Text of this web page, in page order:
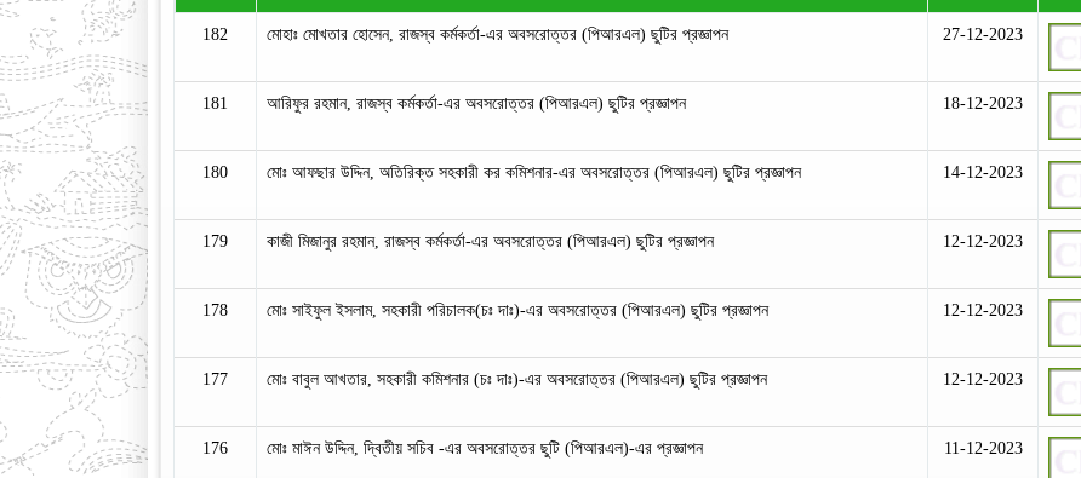
182 মোহাঃ মোখতার হোসেন, রাজস্ব কর্মকর্তা-এর অবসরোত্তর (পিআরএল) ছুটির প্রজ্ঞাপন 27-12-2023
181 আরিফুর রহমান, রাজস্ব কর্মকর্তা-এর অবসরোত্তর (পিআরএল) ছুটির প্রজ্ঞাপন 18-12-2023
180 মোঃ আফছার উদ্দিন, অতিরিক্ত সহকারী কর কমিশনার-এর অবসরোত্তর (পিআরএল) ছুটির প্রজ্ঞাপন 14-12-2023
179 কাজী মিজানুর রহমান, রাজস্ব কর্মকর্তা-এর অবসরোত্তর (পিআরএল) ছুটির প্রজ্ঞাপন 12-12-2023
178 মোঃ সাইফুল ইসলাম, সহকারী পরিচালক(চঃ দাঃ)-এর অবসরোত্তর (পিআরএল) ছুটির প্রজ্ঞাপন 12-12-2023
177 মোঃ বাবুল আখতার, সহকারী কমিশনার (চঃ দাঃ)-এর অবসরোত্তর (পিআরএল) ছুটির প্রজ্ঞাপন 12-12-2023
176 মোঃ মাঈন উদ্দিন, দ্বিতীয় সচিব -এর অবসরোত্তর ছুটি (পিআরএল)-এর প্রজ্ঞাপন 11-12-2023